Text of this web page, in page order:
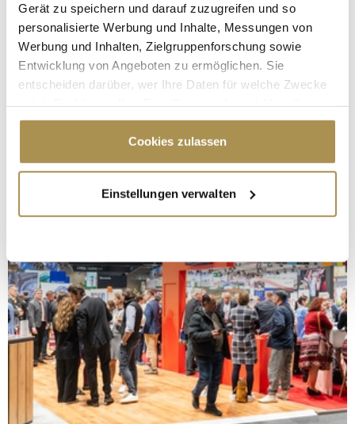
Gerät zu speichern und darauf zuzugreifen und so
personalisierte Werbung und Inhalte, Messungen von
Werbung und Inhalten, Zielgruppenforschung sowie
Entwicklung von Angeboten zu ermöglichen. Sie
entscheiden darüber, wer Ihre Daten für welche Zwecke
Cookie-Erklärung oder durch Klicken auf das Privacy
Trigger Symbol ändern oder widerrufen
Informationen über Ihre geografische Lage
erfassen, welche bis auf einige Meter genau sein
bestimmten Merkmalen (Fingerprinting) identifizieren
Erfahren Sie mehr darüber, wie Ihre persönlichen Daten
verarbeitet werden, und legen Sie Ihre Präferenzen im
Abschnitt Einzelheitenfest.
Wir verwenden Cookies, um Inhalte und Anzeigen zu
personalisieren, Funktionen für soziale Medien anbieten
zu können und die Zugriffe auf unsere Website zu
Cookies zulassen
Einstellungen verwalten